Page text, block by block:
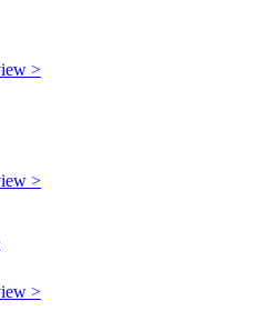
>
>
>